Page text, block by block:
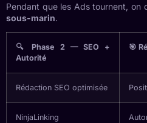
Pendant que les Ads tournent, on
sous-marin.
🔍 Phase 2 — SEO +
Autorité
🎯
Rédaction SEO optimisée
NinjaLinking